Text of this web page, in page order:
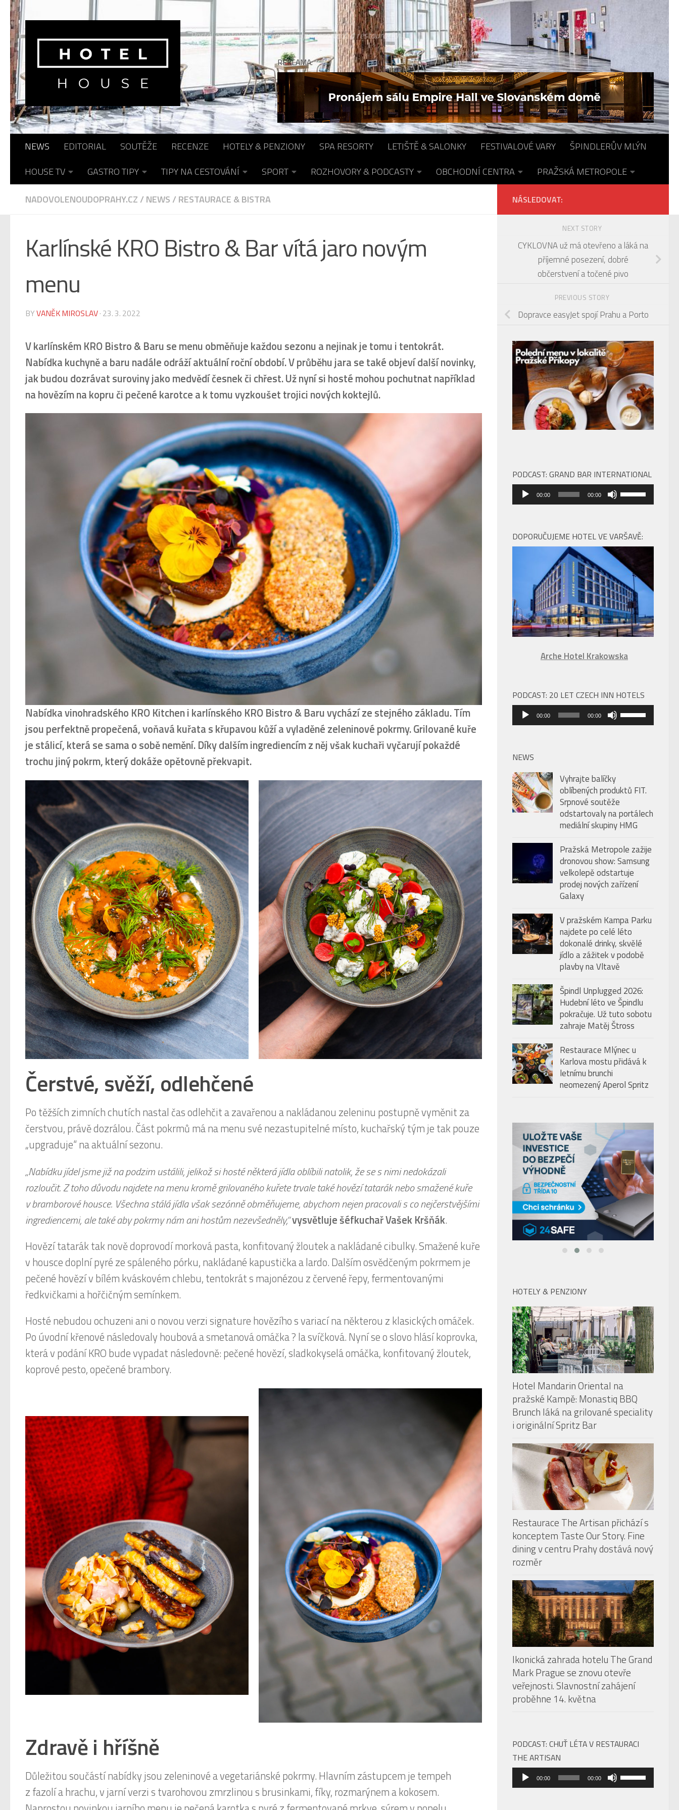
Skip to content
Portál o hotelech, pensionech, spa resortech a restauracích...
REKLAMA:
NEWS EDITORIAL SOUTĚŽE RECENZE HOTELY & PENZIONY SPA RESORTY LETIŠTĚ & SALONKY FESTIVALOVÉ VARY
ŠPINDLERŮV MLÝN
HOUSE TV
GASTRO TIPY TIPY NA CESTOVÁNÍ SPORT ROZHOVORY & PODCASTY OBCHODNÍ CENTRA PRAŽSKÁ METROPOLE
NADOVOLENOUDOPRAHY.CZ / NEWS / RESTAURACE & BISTRA
Karlínské KRO Bistro & Bar vítá jaro novým
menu
BYVANĚK MIROSLAV· 23. 3. 2022
V karlínském KRO Bistro & Baru se menu obměňuje každou sezonu a nejinak je tomu i tentokrát.
Nabídka kuchyně a baru nadále odráží aktuální roční období. V průběhu jara se také objeví další novinky,
jak budou dozrávat suroviny jako medvědí česnek či chřest. Už nyní si hosté mohou pochutnat například
na hovězím na kopru či pečené karotce a k tomu vyzkoušet trojici nových koktejlů.
Nabídka vinohradského KRO Kitchen i karlínského KRO Bistro & Baru vychází ze stejného základu. Tím
jsou perfektně propečená, voňavá kuřata s křupavou kůží a vyladěné zeleninové pokrmy. Grilované kuře
je stálicí, která se sama o sobě nemění. Díky dalším ingrediencím z něj však kuchaři vyčarují pokaždé
trochu jiný pokrm, který dokáže opětovně překvapit.
Čerstvé, svěží, odlehčené
Po těžších zimních chutích nastal čas odlehčit a zavařenou a nakládanou zeleninu postupně vyměnit za
čerstvou, právě dozrálou. Část pokrmů má na menu své nezastupitelné místo, kuchařský tým je tak pouze
„upgraduje“ na aktuální sezonu.
„Nabídku jídel jsme již na podzim ustálili, jelikož si hosté některá jídla oblíbili natolik, že se s nimi nedokázali
rozloučit. Z toho důvodu najdete na menu kromě grilovaného kuřete trvale také hovězí tatarák nebo smažené kuře
v bramborové housce. Všechna stálá jídla však sezónně obměňujeme, abychom nejen pracovali s co nejčerstvějšími
ingrediencemi, ale také aby pokrmy nám ani hostům nezevšedněly,“vysvětluje šéfkuchař Vašek Kršňák.
Hovězí tatarák tak nově doprovodí morková pasta, konfitovaný žloutek a nakládané cibulky. Smažené kuře
v housce doplní pyré ze spáleného pórku, nakládané kapustička a lardo. Dalším osvědčeným pokrmem je
pečené hovězí v bílém kváskovém chlebu, tentokrát s majonézou z červené řepy, fermentovanými
ředkvičkami a hořčičným semínkem.
Hosté nebudou ochuzeni ani o novou verzi signature hovězího s variací na některou z klasických omáček.
Po úvodní křenové následovaly houbová a smetanová omáčka ? la svíčková. Nyní se o slovo hlásí koprovka,
která v podání KRO bude vypadat následovně: pečené hovězí, sladkokyselá omáčka, konfitovaný žloutek,
koprové pesto, opečené brambory.
Zdravě i hříšně
Důležitou součástí nabídky jsou zeleninové a vegetariánské pokrmy. Hlavním zástupcem je tempeh
z fazolí a hrachu, v jarní verzi s tvarohovou zmrzlinou s brusinkami, fíky, rozmarýnem a kokosem.
NÁSLEDOVAT:
NEXT STORY
CYKLOVNA už má otevřeno a láká na
příjemné posezení, dobré
občerstvení a točené pivo
PREVIOUS STORY
Dopravce easyJet spojí Prahu a Porto
PODCAST: GRAND BAR INTERNATIONAL
Audio
přehrávač
00:00 00:00
Použitím
šipek
zvýšíte
nebo
snížíte
úroveň
hlasitosti.
DOPORUČUJEME HOTEL VE VARŠAVĚ:
Arche Hotel Krakowska
PODCAST: 20 LET CZECH INN HOTELS
Audio
přehrávač
00:00 00:00
Použitím
šipek
úroveň
NEWS
Vyhrajte balíčky
oblíbených produktů FIT.
Srpnové soutěže
odstartovaly na portálech
mediální skupiny HMG
Pražská Metropole zažije
dronovou show: Samsung
velkolepě odstartuje
prodej nových zařízení
Galaxy
V pražském Kampa Parku
najdete po celé léto
dokonalé drinky, skvělé
jídlo a zážitek v podobě
plavby na Vltavě
Špindl Unplugged 2026:
Hudební léto ve Špindlu
pokračuje. Už tuto sobotu
zahraje Matěj Štross
Restaurace Mlýnec u
Karlova mostu přidává k
letnímu brunchi
neomezený Aperol Spritz
HOTELY & PENZIONY
Hotel Mandarin Oriental na
pražské Kampě: Monastiq BBQ
Brunch láká na grilované speciality
i originální Spritz Bar
Restaurace The Artisan přichází s
konceptem Taste Our Story. Fine
dining v centru Prahy dostává nový
rozměr
Ikonická zahrada hotelu The Grand
Mark Prague se znovu otevře
veřejnosti. Slavnostní zahájení
proběhne 14. května
PODCAST: CHUŤ LÉTA V RESTAURACI
THE ARTISAN
Audio
přehrávač
00:00 00:00
Použitím
šipek